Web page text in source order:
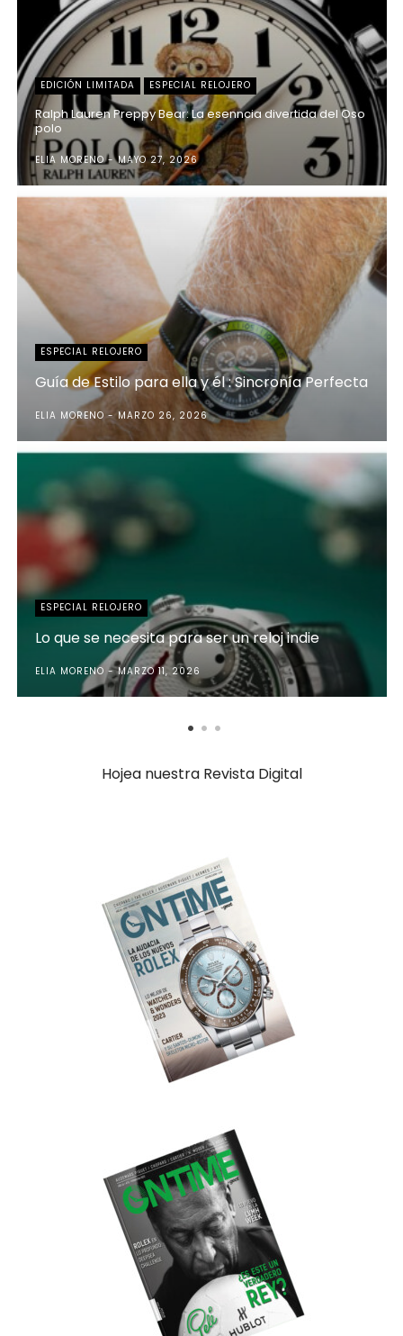
EDICIÓN LIMITADA ESPECIAL RELOJERO
Ralph Lauren Preppy Bear: La esenncia divertida del Oso
polo
ELIA MORENO MAYO 27, 2026
ESPECIAL RELOJERO
Guía de Estilo para ella y él : Sincronía Perfecta
ELIA MORENO MARZO 26, 2026
ESPECIAL RELOJERO
Lo que se necesita para ser un reloj indie
ELIA MORENO MARZO 11, 2026
Hojea nuestra Revista Digital